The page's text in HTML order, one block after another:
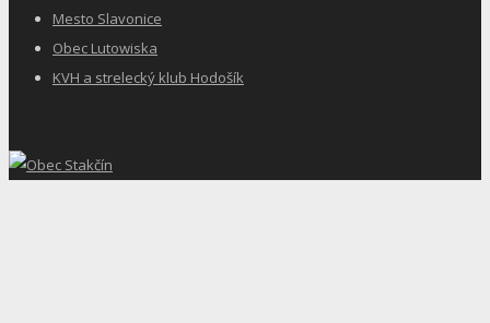
Mesto Slavonice
Obec Lutowiska
KVH a strelecký klub Hodošík